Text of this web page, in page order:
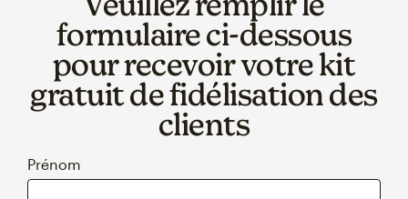
formulaire ci‑dessous
pour recevoir votre kit
gratuit de fidélisation des
clients
Prénom